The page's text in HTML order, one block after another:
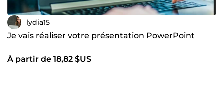
lydia15
Je vais réaliser votre présentation PowerPoint
À partir de 18,82 $US